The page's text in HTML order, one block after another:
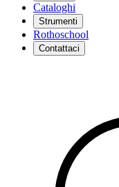
Cataloghi
Strumenti
Rothoschool
Contattaci